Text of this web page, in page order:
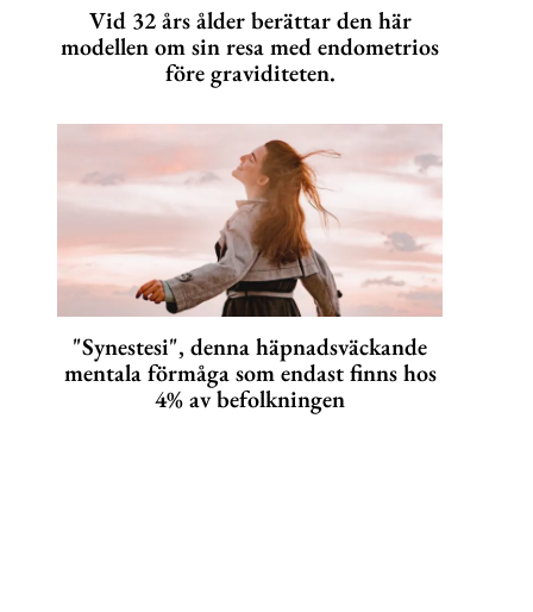
Vid 32 års ålder berättar den här
modellen om sin resa med endometrios
före graviditeten.
"Synestesi", denna häpnadsväckande
mentala förmåga som endast finns hos
4% av befolkningen